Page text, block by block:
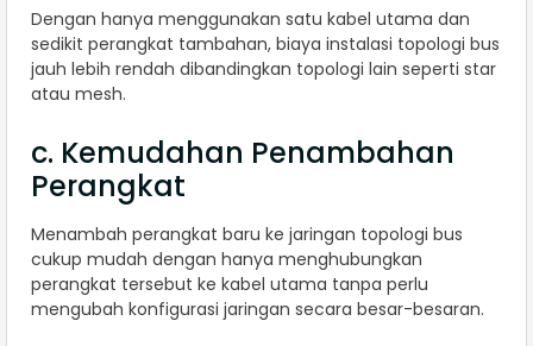
Dengan hanya menggunakan satu kabel utama dan
sedikit perangkat tambahan, biaya instalasi topologi bus
jauh lebih rendah dibandingkan topologi lain seperti star
atau mesh.
c. Kemudahan Penambahan
Perangkat
Menambah perangkat baru ke jaringan topologi bus
cukup mudah dengan hanya menghubungkan
perangkat tersebut ke kabel utama tanpa perlu
mengubah konfigurasi jaringan secara besar-besaran.